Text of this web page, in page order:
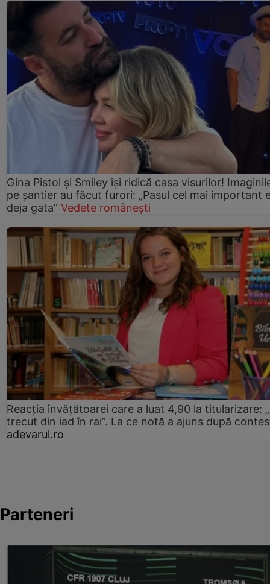
Gina Pistol și Smiley își ridică casa visurilor!
pe șantier au făcut furori: „Pasul cel mai important
deja gata” Vedete românești
Reacția învățătoarei care a luat 4,90 la titularizare:
trecut din iad în rai”. La ce notă a ajuns după
adevarul.ro
Parteneri